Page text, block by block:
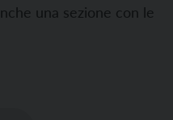
una sezione con le